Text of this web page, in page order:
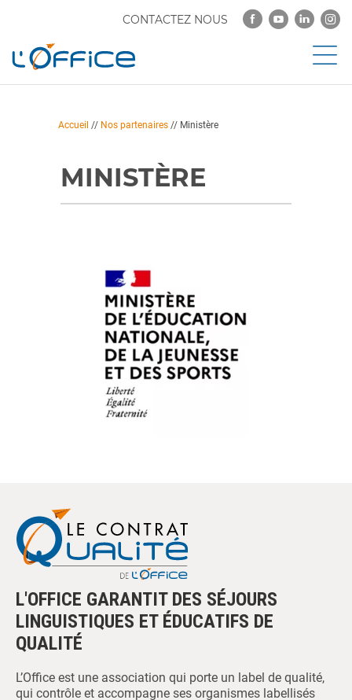
CONTACTEZ NOUS
Accueil // Nos partenaires // Ministère
MINISTÈRE
L'OFFICE GARANTIT DES SÉJOURS
LINGUISTIQUES ET ÉDUCATIFS DE
QUALITÉ
L’Office est une association qui porte un label de qualité,
qui contrôle et accompagne ses organismes labellisés